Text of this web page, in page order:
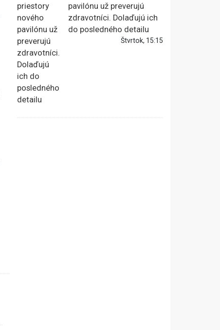
pavilónu už preverujú
zdravotníci. Dolaďujú ich
do posledného detailu
Štvrtok, 15:15